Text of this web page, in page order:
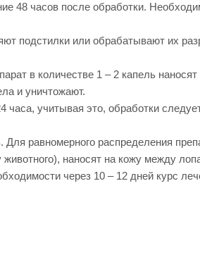
48 часов после обработки.
подстилки или обрабатывают их
в количестве 1 – 2 капель
и уничтожают.
часа, учитывая это, обработки
равномерного распределения
наносят на кожу между
через 10 – 12 дней курс